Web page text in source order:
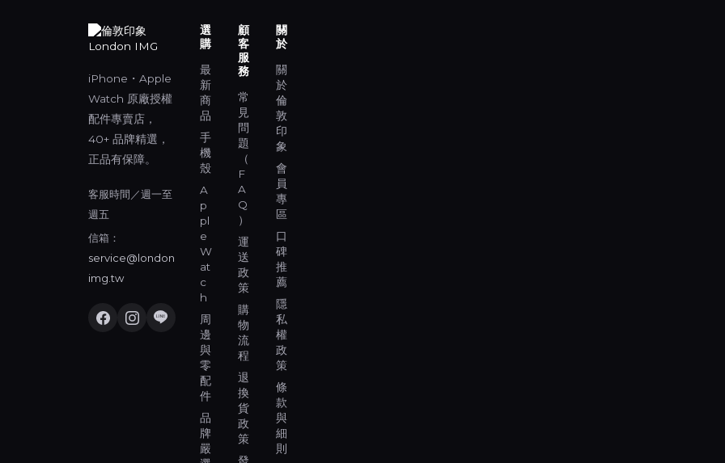
iPhone・Apple
Watch 原廠授權
配件專賣店，
40+ 品牌精選，
正品有保障。
客服時間／週一至
週五
信箱：
service@london
img.tw
選
購
最
新
商
品
手
機
殼
A
p
pl
e
W
at
c
h
周
邊
與
零
配
件
品
牌
嚴
顧
客
服
務
常
見
問
題
（
F
A
Q
）
運
送
政
策
購
物
流
程
退
換
貨
政
策
關
於
關
於
倫
敦
印
象
會
員
專
區
口
碑
推
薦
隱
私
權
政
策
條
款
與
細
則